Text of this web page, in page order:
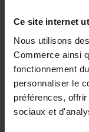
Ce site internet
Nous utilisons
Commerce ainsi
fonctionnement
personnaliser le
préférences,
sociaux et
aux marchés
à
élargie du
et à la